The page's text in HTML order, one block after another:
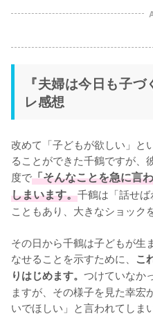
『夫婦は今日も子
レ感想
改めて「子どもが欲しい」と
ることができた千鶴ですが、
度で「そんなことを急に言
しまいます。千鶴は「話せ
こともあり、大きなショック
その日から千鶴は子どもが生
なせることを示すために、 こ
りはじめます。 つけていなか
ますが、その様子を見た幸宏
いでほしい」と言われてしま